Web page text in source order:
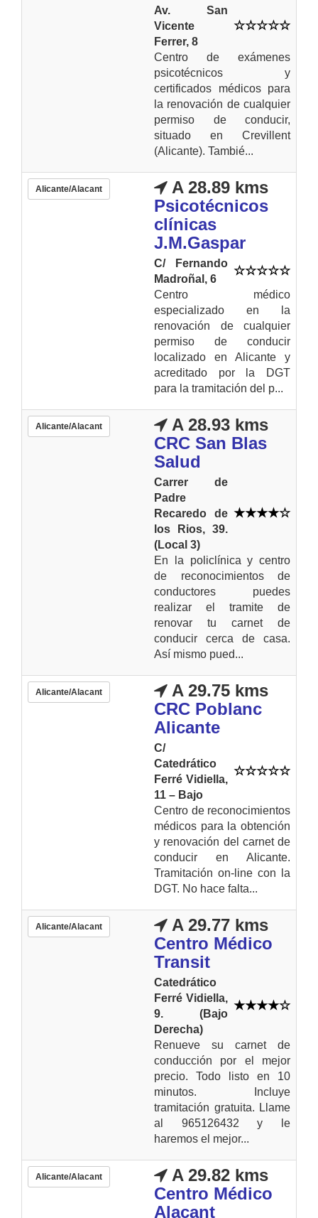
Av. San
Vicente
Ferrer, 8
Centro de exámenes
psicotécnicos y
certificados médicos para
la renovación de cualquier
permiso de conducir,
situado en Crevillent
(Alicante). Tambié...
Alicante/Alacant
A 28.89 kms
Psicotécnicos
clínicas
J.M.Gaspar
C/ Fernando
Madroñal, 6
Centro médico
especializado en la
renovación de cualquier
permiso de conducir
localizado en Alicante y
acreditado por la DGT
para la tramitación del p...
Alicante/Alacant
A 28.93 kms
CRC San Blas
Salud
Carrer de
Padre
Recaredo de
los Rios, 39.
(Local 3)
En la policlínica y centro
de reconocimientos de
conductores puedes
realizar el tramite de
renovar tu carnet de
conducir cerca de casa.
Así mismo pued...
Alicante/Alacant
A 29.75 kms
CRC Poblanc
Alicante
C/
Catedrático
Ferré Vidiella,
11 – Bajo
Centro de reconocimientos
médicos para la obtención
y renovación del carnet de
conducir en Alicante.
Tramitación on-line con la
DGT. No hace falta...
Alicante/Alacant
A 29.77 kms
Centro Médico
Transit
Catedrático
Ferré Vidiella,
9. (Bajo
Derecha)
Renueve su carnet de
conducción por el mejor
precio. Todo listo en 10
minutos. Incluye
tramitación gratuita. Llame
al 965126432 y le
haremos el mejor...
Alicante/Alacant
A 29.82 kms
Centro Médico
Alacant